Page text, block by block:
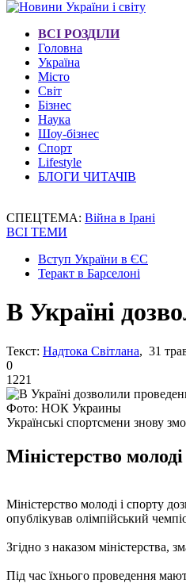
ВСІ РОЗДІЛИ
Головна
Україна
Місто
Світ
Бізнес
Наука
Шоу-бізнес
Спорт
Lifestyle
БЛОГИ ЧИТАЧІВ
СПЕЦТЕМА: Війна в Ірані
ВСІ ТЕМИ
Вступ України в ЄС
Теракт в Барселоні
В Україні
Текст: Надтока Світлана, 31
0
1221
Фото: НОК Украины
Українські спортсмени знову
Міністерство
Міністерство молоді і спорту
опублікував олімпійський
Згідно з наказом міністерства,
Під час їхнього проведення